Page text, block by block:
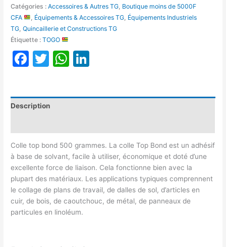
Catégories :Accessoires & Autres TG Boutique moins de 5000F
CFA
Équipements & Accessoires TG Équipements Industriels
TG ,Quincaillerie et Constructions TG
Étiquette :TOGO
Facebook
TwitterWhatsApp
Description
Colle top bond 500 grammes. La colle Top Bond est un adhésif
à base de solvant, facile à utiliser, économique et doté d’une
excellente force de liaison. Cela fonctionne bien avec la
plupart des matériaux. Les applications typiques comprennent
le collage de plans de travail, de dalles de sol, d’articles en
cuir, de bois, de caoutchouc, de métal, de panneaux de
particules en linoléum.